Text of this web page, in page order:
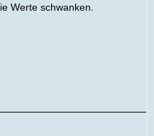
Werte schwanken.